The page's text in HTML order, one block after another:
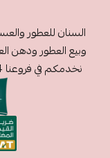
وبيع العطور ودهن
نخدمكم في فروعنا 14 فرع ونطمح في التوسع في جميع المملكة